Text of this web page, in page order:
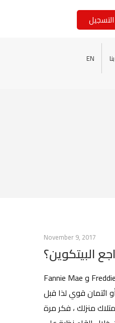
التسجيل
EN
November 9, 2017
البيتكوين؟
Fannie Mae و Freddie Mac لإعادة التمويل ، حتى لو لم
ائتمان قوي لذا قبل
منزلك ، فكر مرة